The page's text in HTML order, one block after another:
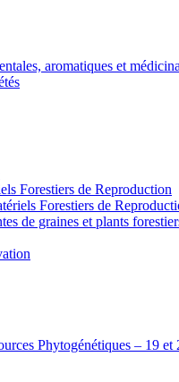
aromatiques et
Forestiers de Reproduction
Forestiers de
de graines et plants
Phytogénétiques – 19